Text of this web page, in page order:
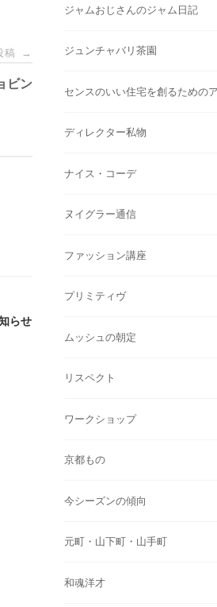
稿 →
ビン
らせ
ジャムおじさんのジャム日記
ジュンチャバリ茶園
センスのいい住宅を創るための
ディレクター私物
ナイス・コーデ
ヌイグラー通信
ファッション講座
プリミティヴ
ムッシュの朝定
リスペクト
ワークショップ
京都もの
今シーズンの傾向
元町・山下町・山手町
和魂洋才